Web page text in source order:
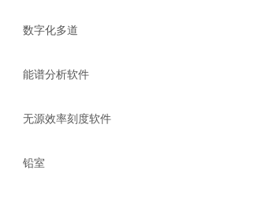
数字化多道
能谱分析软件
无源效率刻度软件
铅室